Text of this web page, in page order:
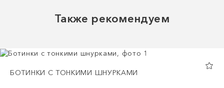
Также рекомендуем
БОТИНКИ С ТОНКИМИ ШНУРКАМИ